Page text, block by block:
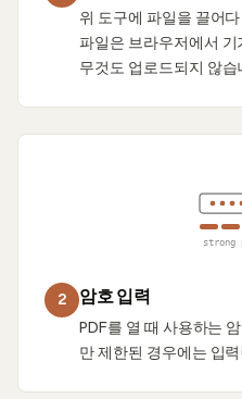
위 도구에 파일을 끌어
파일은 브라우저에서
무것도 업로드되지 않습
strong
2 암호 입력
PDF를 열 때 사용하는
만 제한된 경우에는 입